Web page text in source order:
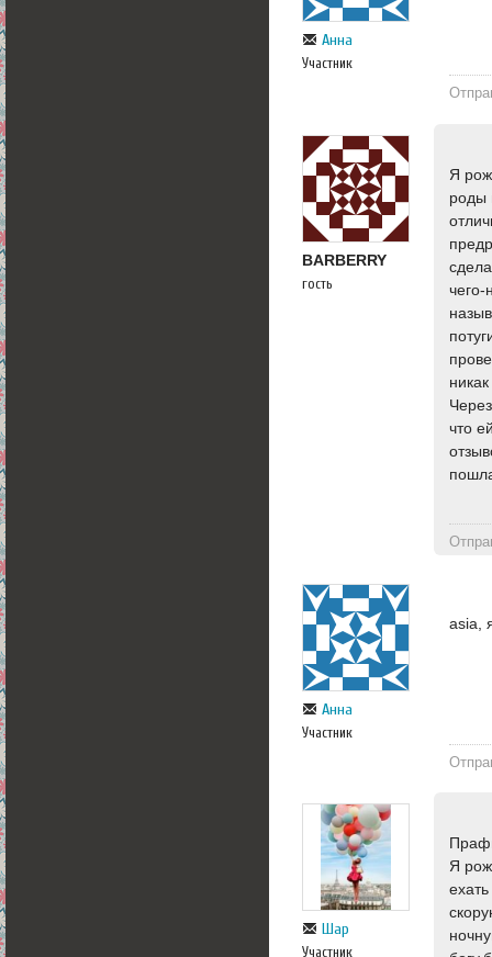
Aнна
Участник
BARBERRY
гость
Я
роды
чего-
что
Aнна
Участник
asia,
Шар
Участник
Я